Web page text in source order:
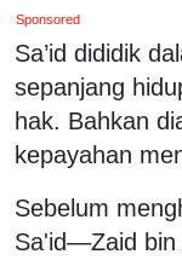
Sponsored
Sa’id dididik
sepanjang
hak. Bahkan
kepayahan
Sebelum
Sa'id—Zaid bin